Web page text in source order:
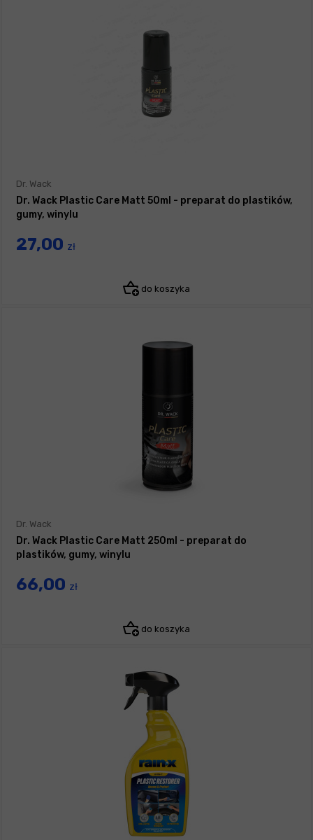
Dr. Wack
Dr. Wack Plastic Care Matt 50ml - preparat do plastików,
gumy, winylu
27,00 zł
do koszyka
Dr. Wack
Dr. Wack Plastic Care Matt 250ml - preparat do
plastików, gumy, winylu
66,00 zł
do koszyka